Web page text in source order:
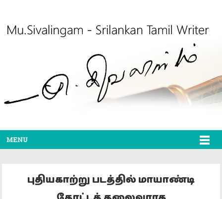
MENU
புதியகாற்று படத்தில் மாயாண்டி